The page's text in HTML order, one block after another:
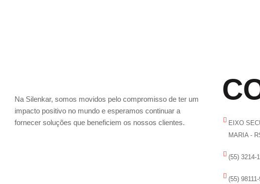
Na Silenkar, somos movidos pelo compromisso de ter um
impacto positivo no mundo e esperamos continuar a
fornecer soluções que beneficiem os nossos clientes.
EIXO
MARIA -
(55) 3214-
(55)